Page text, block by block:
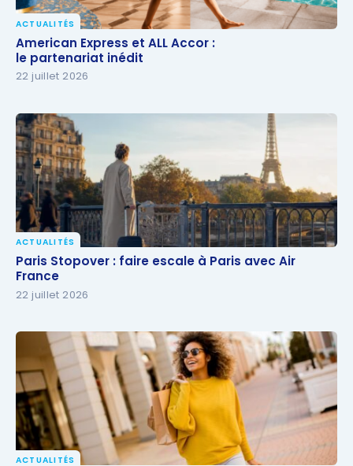
American Express et ALL Accor :
le partenariat inédit
ACTUALITÉS
American Express et ALL Accor :
le partenariat inédit
22 juillet 2026
Paris Stopover : faire escale à Paris avec Air France
ACTUALITÉS
Paris Stopover : faire escale à Paris avec Air
France
22 juillet 2026
ACTUALITÉS